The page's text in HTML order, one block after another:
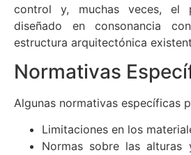
control y, muchas veces, el
diseñado en consonancia
estructura arquitectónica
Normativas
Algunas normativas específicas
Limitaciones en los
Normas sobre las alturas